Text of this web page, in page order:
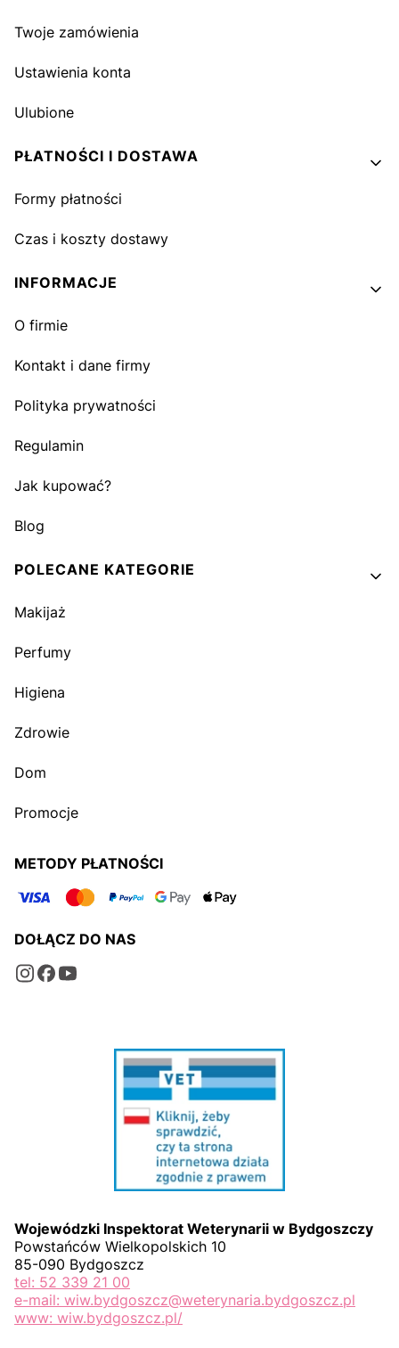
Twoje zamówienia
Ustawienia konta
Ulubione
PŁATNOŚCI I DOSTAWA
Formy płatności
Czas i koszty dostawy
INFORMACJE
O firmie
Kontakt i dane firmy
Polityka prywatności
Regulamin
Jak kupować?
Blog
POLECANE KATEGORIE
Makijaż
Perfumy
Higiena
Zdrowie
Dom
Promocje
METODY PŁATNOŚCI
DOŁĄCZ DO NAS
Wojewódzki Inspektorat Weterynarii w Bydgoszczy
Powstańców Wielkopolskich 10
85-090 Bydgoszcz
tel: 52 339 21 00
e-mail: wiw.bydgoszcz@weterynaria.bydgoszcz.pl
www: wiw.bydgoszcz.pl/